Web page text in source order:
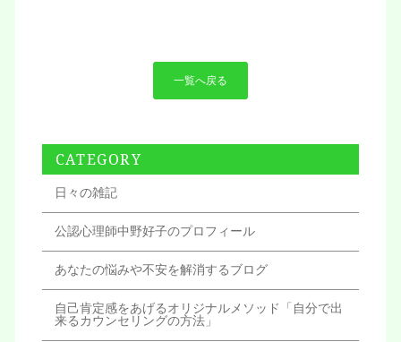
一覧へ戻る
CATEGORY
日々の雑記
公認心理師中野好子のプロフィール
あなたの悩みや不安を解消するブログ
自己肯定感をあげるオリジナルメソッド「自分で出
来るカウンセリングの方法」